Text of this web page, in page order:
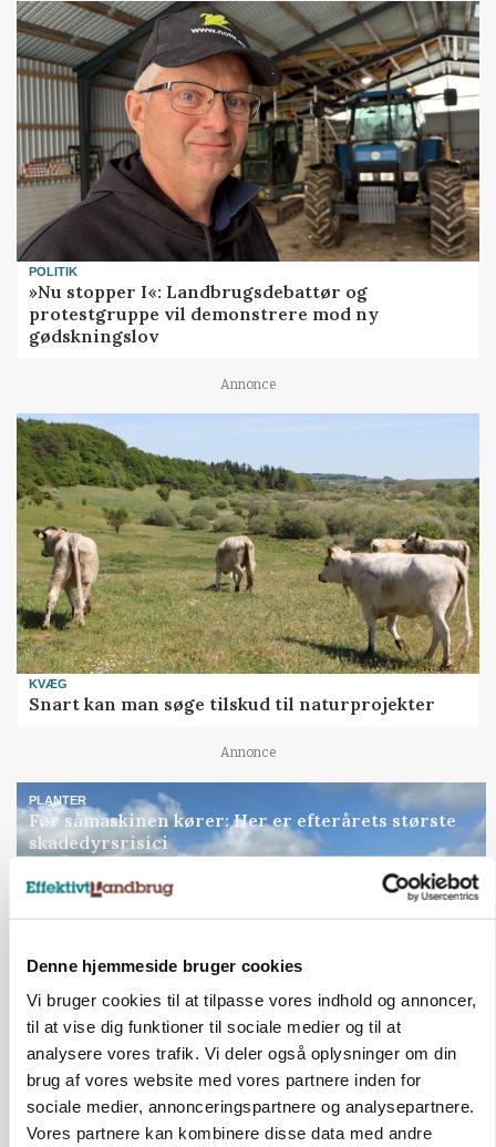
Denne hjemmeside bruger cookies
Vi bruger cookies til at tilpasse vores indhold og annoncer,
til at vise dig funktioner til sociale medier og til at
analysere vores trafik. Vi deler også oplysninger om din
brug af vores website med vores partnere inden for
sociale medier, annonceringspartnere og analysepartnere.
Vores partnere kan kombinere disse data med andre
POLITIK
»Nu stopper I«: Landbrugsdebattør og
protestgruppe vil demonstrere mod ny
gødskningslov
Annonce
KVÆG
Snart kan man søge tilskud til naturprojekter
Annonce
PLANTER
Før såmaskinen kører: Her er efterårets største
skadedyrsrisici
Loading...